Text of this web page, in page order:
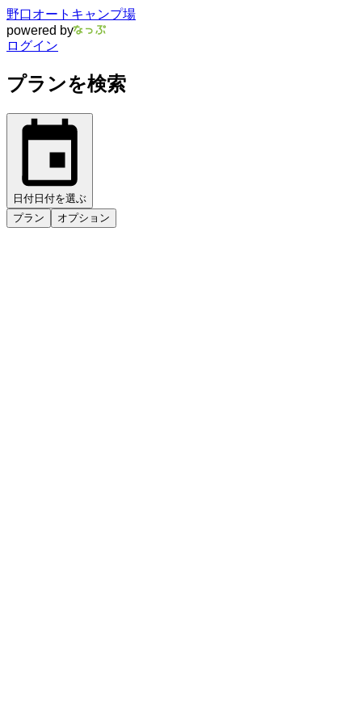
野口オートキャンプ場
powered by
ログイン
プランを検索
日付 日付を選ぶ
プラン
オプション